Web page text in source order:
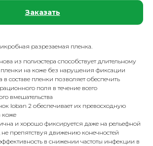
Заказать
разрезаемая пленка.
из полиэстера способствует длительному
на коже без нарушения фиксации
в составе пленки позволяет обеспечить
поля в течение всего
вмешательства
Ioban 2 обеспечивает их превосходную
коже
и хорошо фиксируется даже на рельефной
не препятствуя движению конечностей
в снижении частоты инфекции в